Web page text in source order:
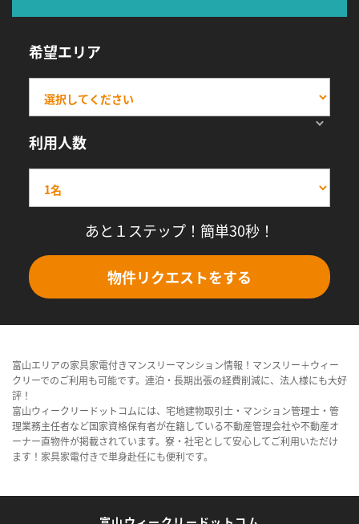
希望エリア
利用人数
あと１ステップ！簡単30秒！
物件リクエストをする
富山エリアの家具家電付きマンスリーマンション情報！マンスリー＋ウィー
クリーでのご利用も可能です。連泊・長期出張の経費削減に、法人様にも大好
評！
富山ウィークリードットコムには、宅地建物取引士・マンション管理士・管
理業務主任者など国家資格保有者が在籍している不動産管理会社や不動産オ
ーナー直物件が掲載されています。寮・社宅として安心してご利用いただけ
ます！家具家電付きで単身赴任にも便利です。